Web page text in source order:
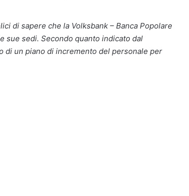
di sapere che la Volksbank – Banca Popolare
sue sedi. Secondo quanto indicato dal
di un piano di incremento del personale per